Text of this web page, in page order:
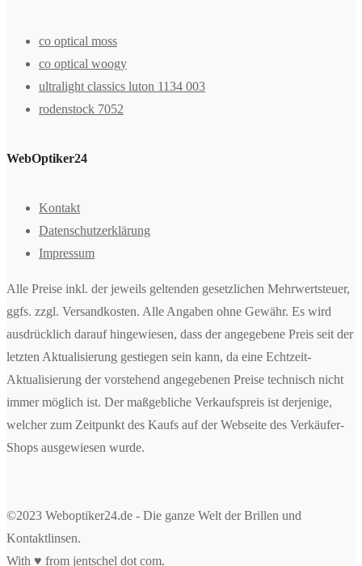
co optical moss
co optical woogy
ultralight classics luton 1134 003
rodenstock 7052
WebOptiker24
Kontakt
Datenschutzerklärung
Impressum
Alle Preise inkl. der jeweils geltenden gesetzlichen Mehrwertsteuer,
ggfs. zzgl. Versandkosten. Alle Angaben ohne Gewähr. Es wird
ausdrücklich darauf hingewiesen, dass der angegebene Preis seit der
letzten Aktualisierung gestiegen sein kann, da eine Echtzeit-
Aktualisierung der vorstehend angegebenen Preise technisch nicht
immer möglich ist. Der maßgebliche Verkaufspreis ist derjenige,
welcher zum Zeitpunkt des Kaufs auf der Webseite des Verkäufer-
Shops ausgewiesen wurde.
©2023 Weboptiker24.de - Die ganze Welt der Brillen und
Kontaktlinsen.
With ♥ from jentschel dot com.